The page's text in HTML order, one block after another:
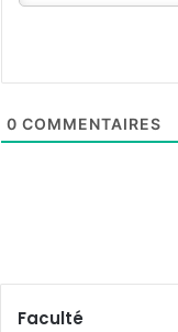
0 COMMENTAIRES
Faculté